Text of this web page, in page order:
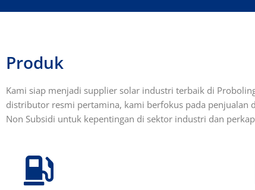
Produk
Kami siap menjadi supplier solar industri terbaik di
distributor resmi pertamina, kami berfokus pada penjualan
Non Subsidi untuk kepentingan di sektor industri dan